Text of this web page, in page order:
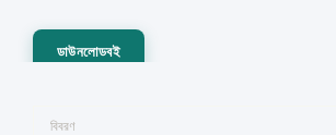
ডাউনলোডবই
বিবরণ